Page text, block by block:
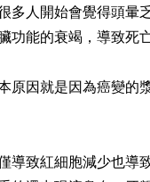
人開始會覺得頭暈
能的衰竭，導致死亡
因就是因為癌變的
致紅細胞減少也導